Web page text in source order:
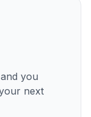
you
next